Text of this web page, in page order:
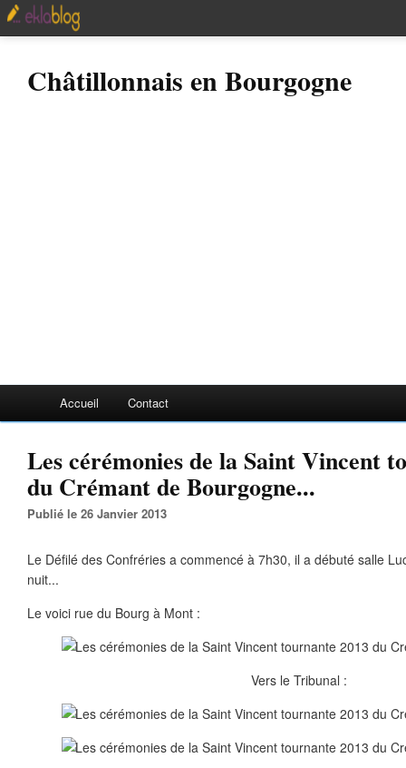
Châtillonnais en Bourgogne
Accueil Contact
Les cérémonies de la Saint Vincent
du Crémant de Bourgogne...
Publié le 26 Janvier 2013
Le Défilé des Confréries a commencé à 7h30, il a débuté salle
nuit...
Le voici rue du Bourg à Mont :
Vers le Tribunal :